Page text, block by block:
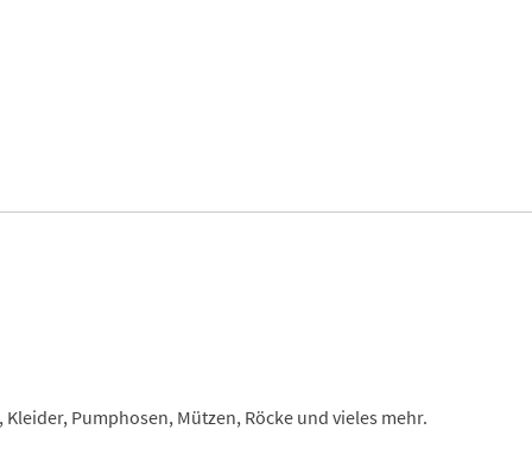
Pumphosen, Mützen, Röcke und vieles mehr.